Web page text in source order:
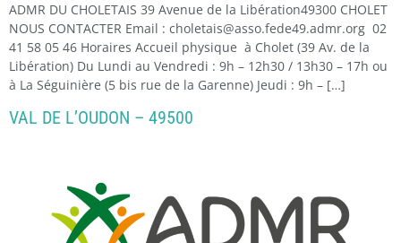
ADMR DU CHOLETAIS 39 Avenue de la Libération49300 CHOLET
NOUS CONTACTER Email : choletais@asso.fede49.admr.org 02
41 58 05 46 Horaires Accueil physique à Cholet (39 Av. de la
Libération) Du Lundi au Vendredi : 9h – 12h30 / 13h30 – 17h ou
à La Séguinière (5 bis rue de la Garenne) Jeudi : 9h – […]
VAL DE L’OUDON – 49500